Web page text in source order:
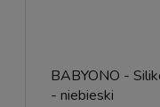
BABYONO -
- niebieski